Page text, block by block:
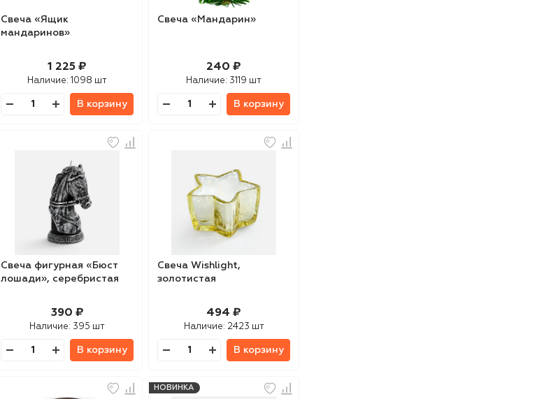
Свеча «Ящик
мандаринов»
1 225 ₽
Наличие: 1098 шт
В корзину
Свеча «Мандарин»
240 ₽
Наличие: 3119 шт
В корзину
Свеча фигурная «Бюст
лошади», серебристая
390 ₽
Наличие: 395 шт
В корзину
Свеча Wishlight,
золотистая
494 ₽
Наличие: 2423 шт
В корзину
НОВИНКА